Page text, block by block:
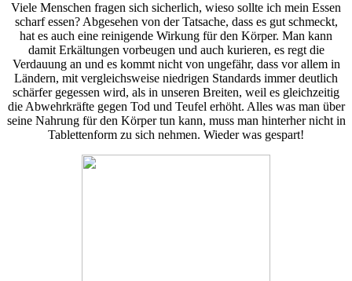
Viele Menschen fragen sich sicherlich, wieso sollte ich mein Essen
scharf essen? Abgesehen von der Tatsache, dass es gut schmeckt,
hat es auch eine reinigende Wirkung für den Körper. Man kann
damit Erkältungen vorbeugen und auch kurieren, es regt die
Verdauung an und es kommt nicht von ungefähr, dass vor allem in
Ländern, mit vergleichsweise niedrigen Standards immer deutlich
schärfer gegessen wird, als in unseren Breiten, weil es gleichzeitig
die Abwehrkräfte gegen Tod und Teufel erhöht. Alles was man über
seine Nahrung für den Körper tun kann, muss man hinterher nicht in
Tablettenform zu sich nehmen. Wieder was gespart!